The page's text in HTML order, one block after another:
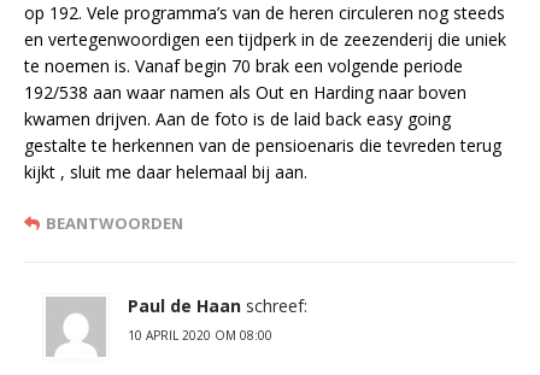
op 192. Vele programma’s van de heren circuleren nog steeds
en vertegenwoordigen een tijdperk in de zeezenderij die uniek
te noemen is. Vanaf begin 70 brak een volgende periode
192/538 aan waar namen als Out en Harding naar boven
kwamen drijven. Aan de foto is de laid back easy going
gestalte te herkennen van de pensioenaris die tevreden terug
kijkt , sluit me daar helemaal bij aan.
BEANTWOORDEN
Paul de Haan schreef:
10 APRIL 2020 OM 08:00